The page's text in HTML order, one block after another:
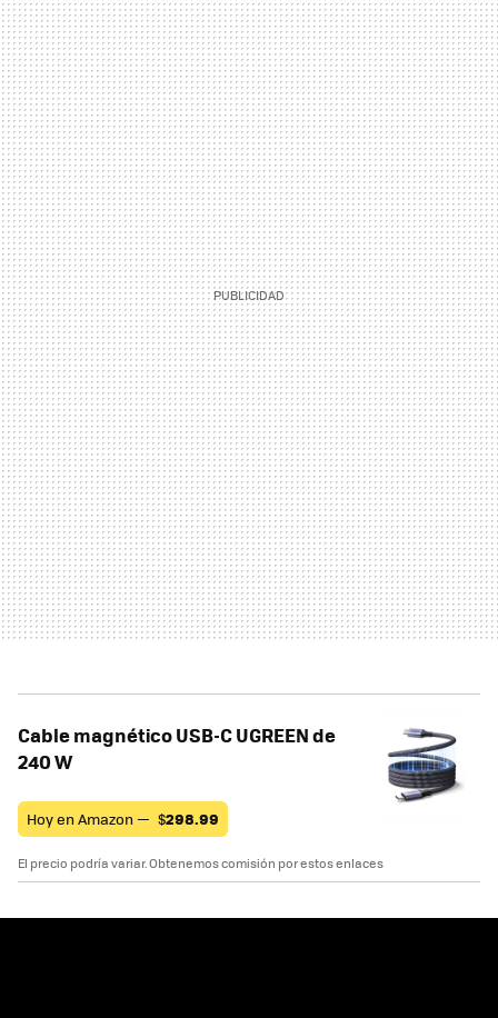
Cable magnético USB-C UGREEN de
240 W
Hoy en Amazon — $298.99
El precio podría variar. Obtenemos comisión por estos enlaces